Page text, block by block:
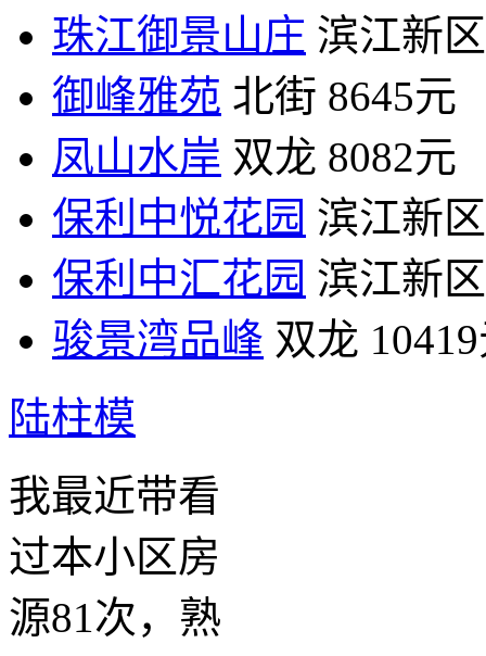
珠江御景山庄 滨江新区
御峰雅苑 北街 8645元
凤山水岸 双龙 8082元
保利中悦花园 滨江新区
保利中汇花园 滨江新区
骏景湾品峰 双龙
陆柱模
我最近带看
过本小区房
源81次，熟